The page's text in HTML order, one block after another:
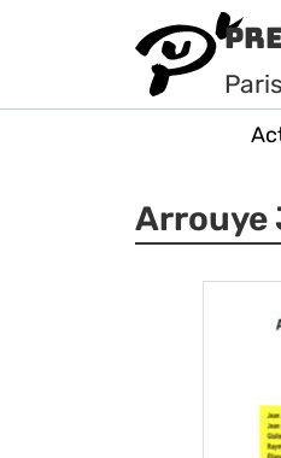
Paris
Arrouye